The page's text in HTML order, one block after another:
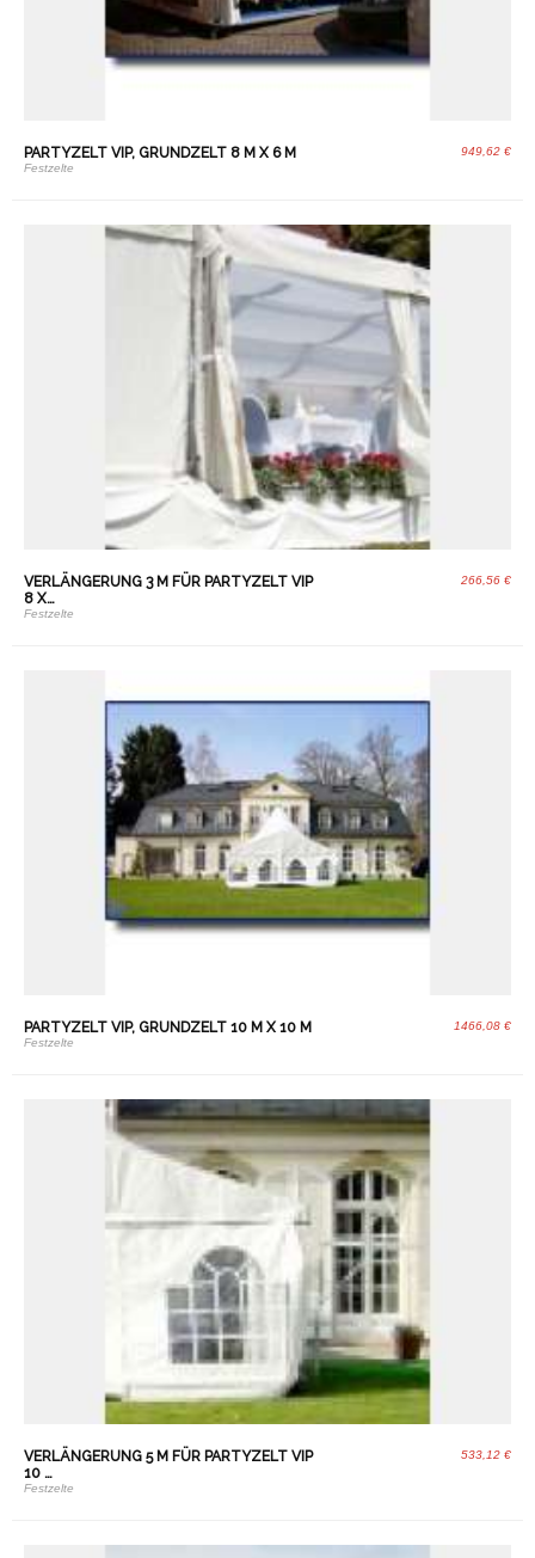
949,62 €
PARTYZELT VIP, GRUNDZELT 8 M X 6 M
Festzelte
266,56 €
VERLÄNGERUNG 3 M FÜR PARTYZELT VIP
8 X…
Festzelte
1466,08 €
PARTYZELT VIP, GRUNDZELT 10 M X 10 M
Festzelte
533,12 €
VERLÄNGERUNG 5 M FÜR PARTYZELT VIP
10 …
Festzelte